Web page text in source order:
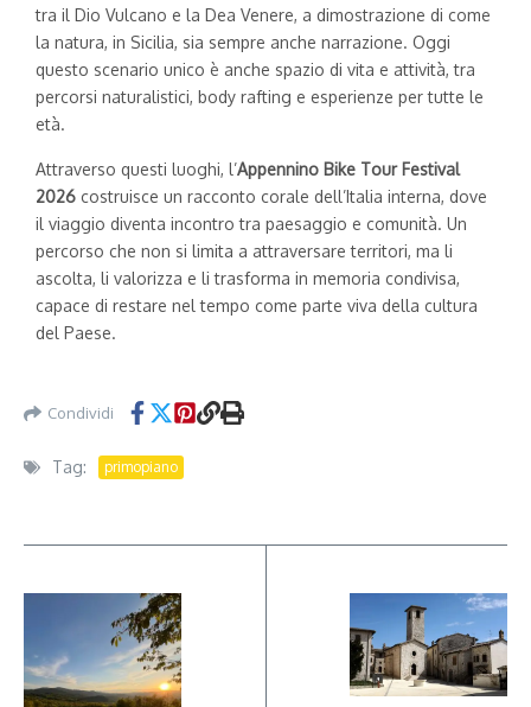
tra il Dio Vulcano e la Dea Venere, a dimostrazione di come
la natura, in Sicilia, sia sempre anche narrazione. Oggi
questo scenario unico è anche spazio di vita e attività, tra
percorsi naturalistici, body rafting e esperienze per tutte le
età.
Attraverso questi luoghi, l’Appennino Bike Tour Festival
2026 costruisce un racconto corale dell’Italia interna, dove
il viaggio diventa incontro tra paesaggio e comunità. Un
percorso che non si limita a attraversare territori, ma li
ascolta, li valorizza e li trasforma in memoria condivisa,
capace di restare nel tempo come parte viva della cultura
del Paese.
Condividi
Tag: primopiano